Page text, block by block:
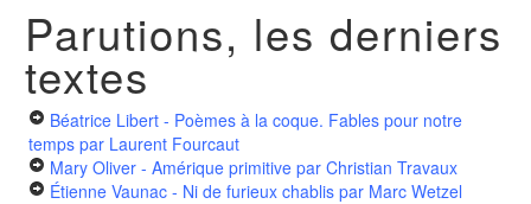
Parutions, les derniers
textes
Béatrice Libert - Poèmes à la coque. Fables pour notre
temps par Laurent Fourcaut
Mary Oliver - Amérique primitive par Christian Travaux
Étienne Vaunac - Ni de furieux chablis par Marc Wetzel